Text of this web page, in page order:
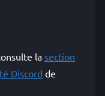
la section
Discord de